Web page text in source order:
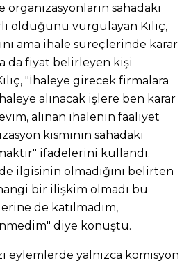
sahadaki
olduğunu vurgulayan Kılıç,
ama ihale süreçlerinde karar
da fiyat belirleyen kişi
"İhaleye girecek firmalara
alınacak işlere ben karar
alınan ihalenin faaliyet
kısmının sahadaki
ifadelerini kullandı.
ilgisinin olmadığını belirten
bir ilişkim olmadı bu
de katılmadım,
diye konuştu.
eylemlerde yalnızca komisyon